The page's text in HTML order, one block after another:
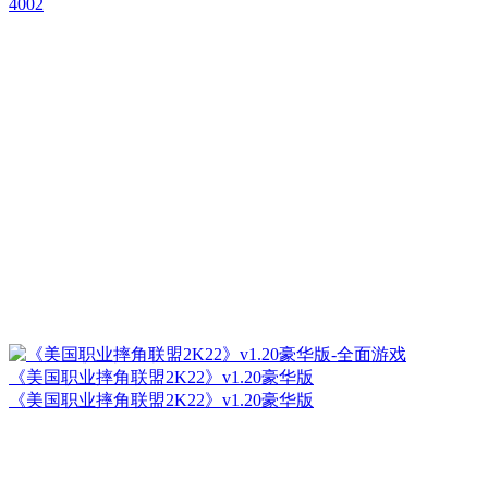
4002
《美国职业摔角联盟2K22》v1.20豪华版
《美国职业摔角联盟2K22》v1.20豪华版